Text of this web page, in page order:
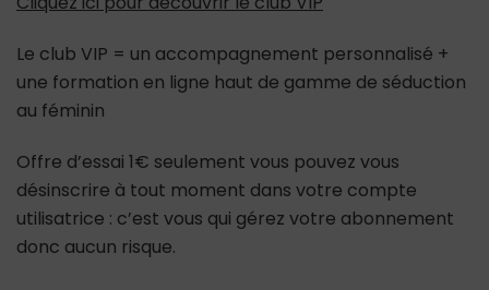
Le club VIP = un accompagnement personnalisé +
une formation en ligne haut de gamme de séduction
au féminin
Offre d’essai 1€ seulement vous pouvez vous
désinscrire à tout moment dans votre compte
utilisatrice : c’est vous qui gérez votre abonnement
donc aucun risque.